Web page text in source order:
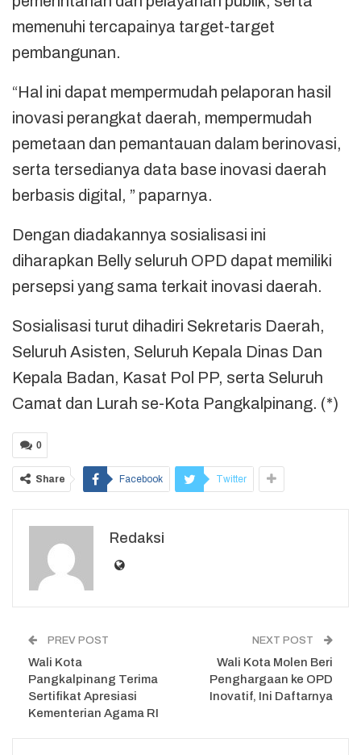
memenuhi tercapainya target-target
pembangunan.
“Hal ini dapat mempermudah pelaporan hasil
inovasi perangkat daerah, mempermudah
pemetaan dan pemantauan dalam berinovasi,
serta tersedianya data base inovasi daerah
berbasis digital, ” paparnya.
Dengan diadakannya sosialisasi ini
diharapkan Belly seluruh OPD dapat memiliki
persepsi yang sama terkait inovasi daerah.
Sosialisasi turut dihadiri Sekretaris Daerah,
Seluruh Asisten, Seluruh Kepala Dinas Dan
Kepala Badan, Kasat Pol PP, serta Seluruh
Camat dan Lurah se-Kota Pangkalpinang. (*)
0
Share Facebook Twitter
Redaksi
PREV POST
Wali Kota
Pangkalpinang Terima
Sertifikat Apresiasi
Kementerian Agama RI
NEXT POST
Wali Kota Molen Beri
Penghargaan ke OPD
Inovatif, Ini Daftarnya